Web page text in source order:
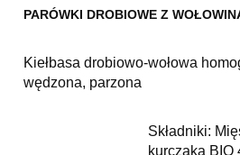
PARÓWKI DROBIOWE Z
Kiełbasa drobiowo-wołowa
wędzona, parzona
Składniki:
kurczaka BIO